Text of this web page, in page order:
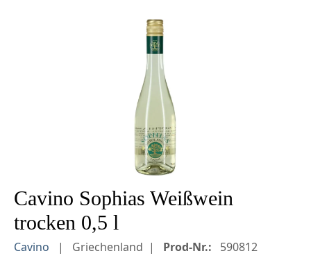
Bildergalerie überspringen
Cavino Sophias Weißwein
trocken 0,5 l
Cavino Griechenland Prod-Nr.: 590812